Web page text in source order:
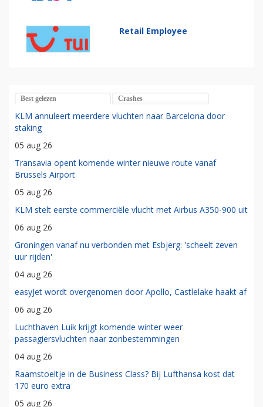
Retail Employee
Best gelezen Crashes
KLM annuleert meerdere vluchten naar Barcelona door
staking
05 aug 26
Transavia opent komende winter nieuwe route vanaf
Brussels Airport
05 aug 26
KLM stelt eerste commerciële vlucht met Airbus A350-900 uit
06 aug 26
Groningen vanaf nu verbonden met Esbjerg: 'scheelt zeven
uur rijden'
04 aug 26
easyJet wordt overgenomen door Apollo, Castlelake haakt af
06 aug 26
Luchthaven Luik krijgt komende winter weer
passagiersvluchten naar zonbestemmingen
04 aug 26
Raamstoeltje in de Business Class? Bij Lufthansa kost dat
170 euro extra
05 aug 26